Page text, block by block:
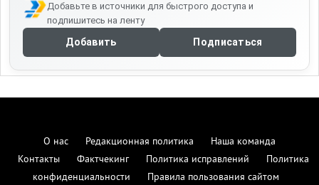
Добавьте в источники для быстрого доступа и
подпишитесь на ленту
Добавить Подписаться
О нас Редакционная политика
Наша команда
Контакты
Фактчекинг Политика исправлений
Политика
конфиденциальности
Правила пользования сайтом